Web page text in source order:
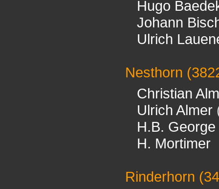
Hugo
Johann
Ulrich
Nesthorn
Christian
Ulrich Almer
H.B. George
H. Mortimer
Rinderhorn